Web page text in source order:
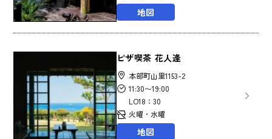
地図
ピザ喫茶 花人逢
本部町山里1153-2
11:30〜19:00
LO18：30
火曜・水曜
地図